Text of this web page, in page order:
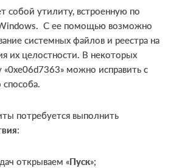
собой утилиту, встроенную по
С ее помощью возможно
системных файлов и реестра на
их целостности. В некоторых
«0xe06d7363» можно исправить с
потребуется выполнить
:
открываем «Пуск»;